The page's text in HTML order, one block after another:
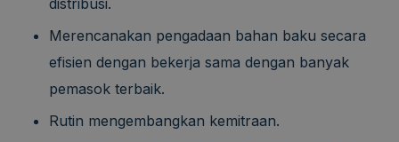
Merencanakan pengadaan bahan baku secara
efisien dengan bekerja sama dengan banyak
pemasok terbaik.
Rutin mengembangkan kemitraan.